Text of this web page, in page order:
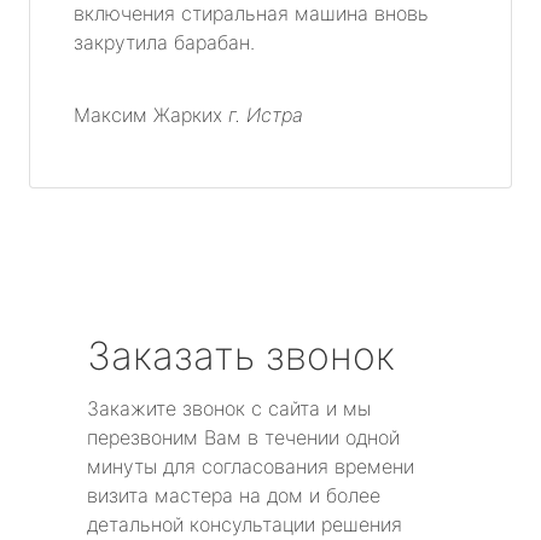
включения стиральная машина вновь
закрутила барабан.
Максим Жарких г. Истра
Заказать звонок
Закажите звонок с сайта и мы
перезвоним Вам в течении одной
минуты для согласования времени
визита мастера на дом и более
детальной консультации решения